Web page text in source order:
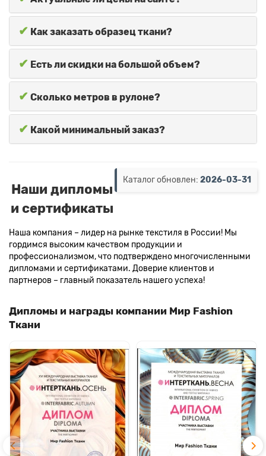
✔ Как заказать образец ткани?
✔ Есть ли скидки на большой объем?
✔ Сколько метров в рулоне?
✔ Какой минимальный заказ?
Каталог обновлен: 2026-03-31
Наши дипломы
и сертификаты
Наша компания – лидер на рынке текстиля в России! Мы
гордимся высоким качеством продукции и
профессионализмом, что подтверждено многочисленными
дипломами и сертификатами. Доверие клиентов и
партнеров – главный показатель нашего успеха!
Дипломы и награды компании Мир Fashion
Ткани